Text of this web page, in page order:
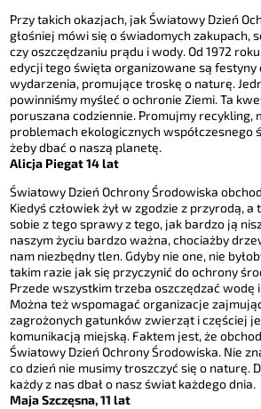
Przy takich okazjach, jak Światowy Dzień
głośniej mówi się o świadomych zakupach,
czy oszczędzaniu prądu i wody. Od 1972
edycji tego święta organizowane są festyny
wydarzenia, promujące troskę o naturę.
powinniśmy myśleć o ochronie Ziemi. Ta
poruszana codziennie. Promujmy recykling,
problemach ekologicznych współczesnego
żeby dbać o naszą planetę.
Alicja Piegat 14 lat
Światowy Dzień Ochrony Środowiska
Kiedyś człowiek żył w zgodzie z przyrodą,
sobie z tego sprawy z tego, jak bardzo ją
naszym życiu bardzo ważna, chociażby
nam niezbędny tlen. Gdyby nie one, nie
takim razie jak się przyczynić do ochrony
Przede wszystkim trzeba oszczędzać wodę
Można też wspomagać organizacje
zagrożonych gatunków zwierząt i częściej
komunikacją miejską. Faktem jest, że
Światowy Dzień Ochrony Środowiska. Nie
co dzień nie musimy troszczyć się o naturę.
każdy z nas dbał o nasz świat każdego dnia.
Maja Szczęsna, 11lat